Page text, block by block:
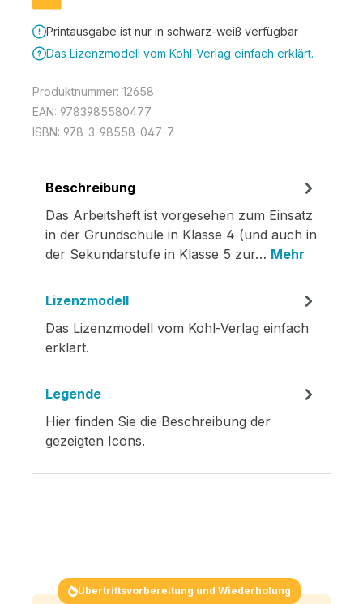
Printausgabe ist nur in schwarz-weiß verfügbar
Das Lizenzmodell vom Kohl-Verlag einfach erklärt.
Produktnummer: 12658
EAN: 9783985580477
ISBN: 978-3-98558-047-7
Beschreibung
Das Arbeitsheft ist vorgesehen zum Einsatz
in der Grundschule in Klasse 4 (und auch in
der Sekundarstufe in Klasse 5 zur… Mehr
Lizenzmodell
Das Lizenzmodell vom Kohl-Verlag einfach
erklärt.
Legende
Hier finden Sie die Beschreibung der
gezeigten Icons.
Übertrittsvorbereitung und Wiederholung